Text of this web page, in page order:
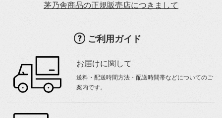
茅乃舎商品の正規販売店につきまして
ご利用ガイド
お届けに関して
送料・配送時間方法・配送時間帯などについてのご
案内です。